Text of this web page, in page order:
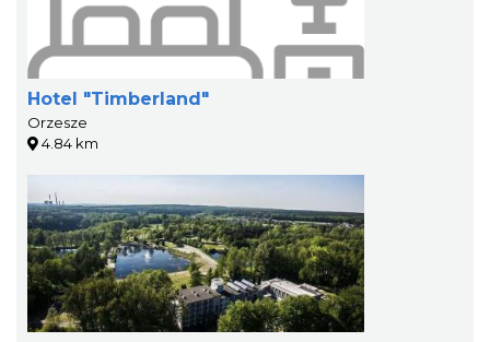
Hotel "Timberland"
Orzesze
4.84 km